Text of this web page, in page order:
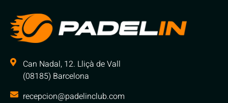
Can Nadal, 12. Lliçà de Vall
(08185) Barcelona
recepcion@padelinclub.com